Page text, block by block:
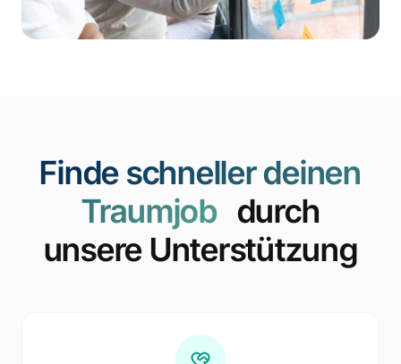
Finde schneller deinen
Traumjobdurch
unsere Unterstützung